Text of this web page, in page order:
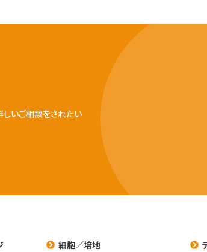
しいご相談をされたい
細胞／培地